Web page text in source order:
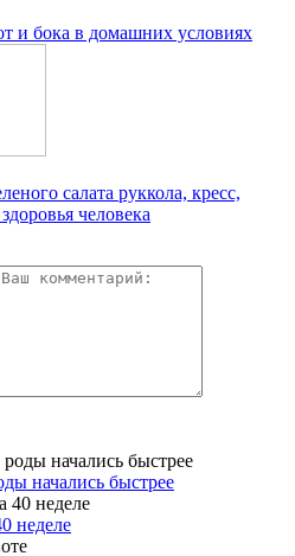
и бока в домашних условиях
салата руккола, кресс,
человека
начались быстрее
неделе